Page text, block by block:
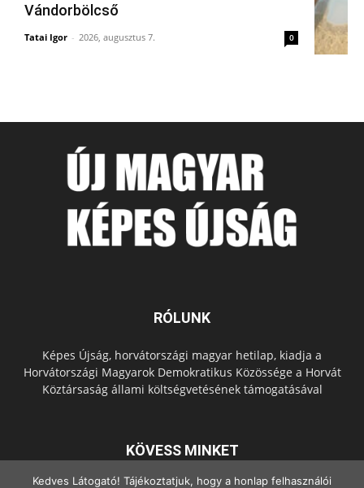
Vándorbölcső
Tatai Igor - 2026, augusztus 7. 0
RÓLUNK
Képes Újság, horvátországi magyar hetilap, kiadja a
Horvátországi Magyarok Demokratikus Közössége a Horvát
Köztársaság állami költségvetésének támogatásával
KÖVESS MINKET
Kedves Látogató! Tájékoztatjuk, hogy a honlap felhasználói